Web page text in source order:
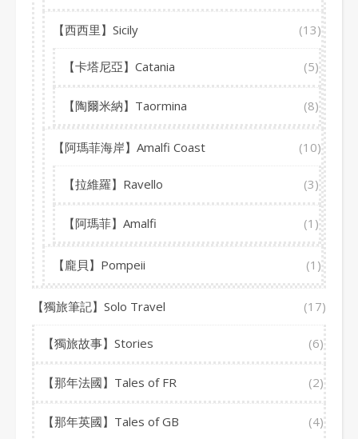
【西西里】Sicily (13)
【卡塔尼亞】Catania (5)
【陶爾米納】Taormina (8)
【阿瑪菲海岸】Amalfi Coast (10)
【拉維羅】Ravello (3)
【阿瑪菲】Amalfi (1)
【龐貝】Pompeii (1)
【獨旅筆記】Solo Travel (17)
【獨旅故事】Stories (6)
【那年法國】Tales of FR (2)
【那年英國】Tales of GB (4)